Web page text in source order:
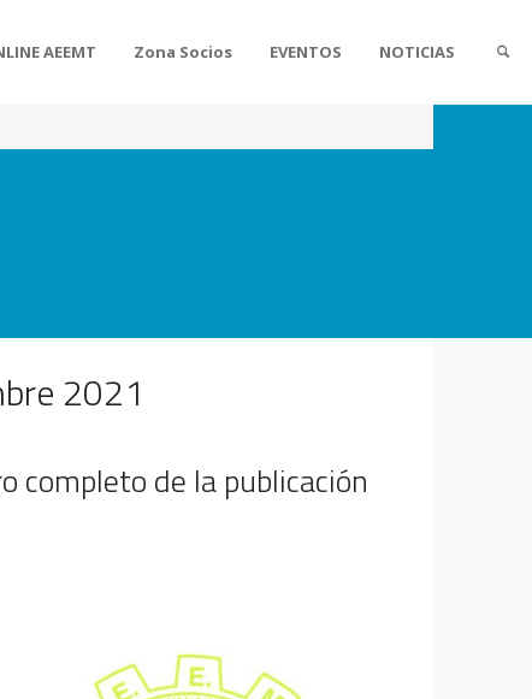
AEEMT Zona Socios EVENTOS NOTICIAS
2021
completo de la publicación